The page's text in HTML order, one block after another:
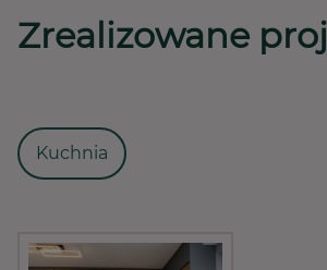
Zrealizowane
Kuchnia